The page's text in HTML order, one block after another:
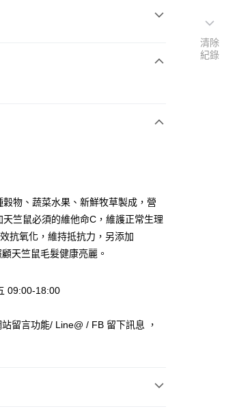
兆豐國際商業銀行
台中商業銀行
遠東國際商業銀行
永豐商業銀行
中國信託商業銀行
證，即可結帳。
物、蔬菜水果、新鮮牧草製成，營
竺鼠必須的維他命C，維護正常生理
抗氧化，維持抵抗力，另添加
天竺鼠毛髮健康亮麗。
09:00-18:00
留言功能/ Line@ / FB 留下訊息 ，
清除
紀錄